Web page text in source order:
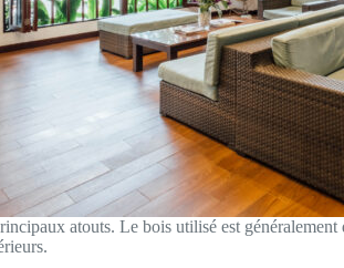
atouts. Le bois utilisé est